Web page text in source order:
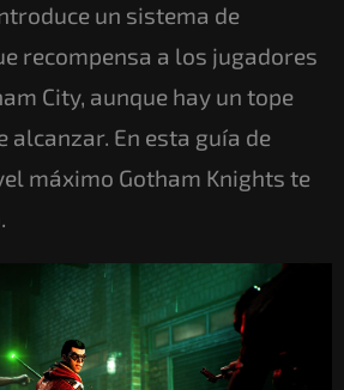
un sistema de
recompensa a los jugadores
City, aunque hay un tope
alcanzar. En esta guía de
máximo Gotham Knights te